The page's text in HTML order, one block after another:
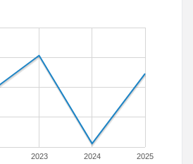
2023 2024 2025